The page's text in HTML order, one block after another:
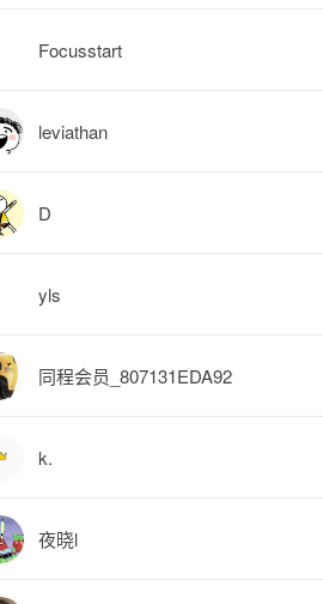
Focusstart
leviathan
D
yls
同程会员_807131EDA92
k.
夜晓l